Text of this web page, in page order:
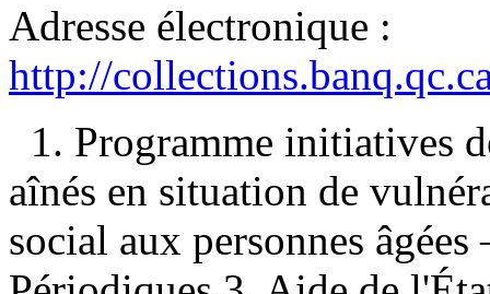
Adresse électronique :
http://
1. Programme initiatives
aînés en situation de
social aux personnes